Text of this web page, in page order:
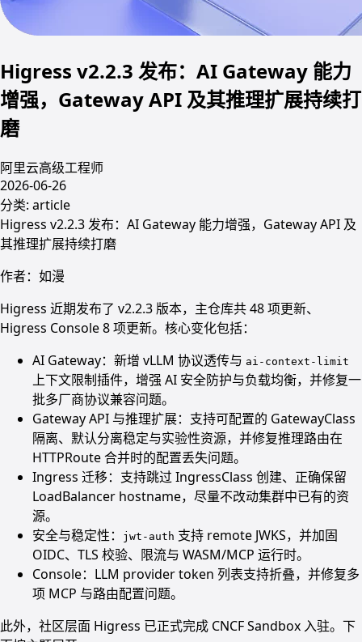
Higress v2.2.3 发布：AI Gateway 能力
增强，Gateway API 及其推理扩展持续打
磨
阿里云高级工程师
2026-06-26
分类: article
Higress v2.2.3 发布：AI Gateway 能力增强，Gateway API 及
其推理扩展持续打磨
作者：如漫
Higress 近期发布了 v2.2.3 版本，主仓库共 48 项更新、
Higress Console 8 项更新。核心变化包括：
AI Gateway：新增 vLLM 协议透传与 ai-context-limit
上下文限制插件，增强 AI 安全防护与负载均衡，并修复一
批多厂商协议兼容问题。
Gateway API 与推理扩展：支持可配置的 GatewayClass
隔离、默认分离稳定与实验性资源，并修复推理路由在
HTTPRoute 合并时的配置丢失问题。
Ingress 迁移：支持跳过 IngressClass 创建、正确保留
LoadBalancer hostname，尽量不改动集群中已有的资
源。
安全与稳定性：
jwt-auth 支持 remote JWKS，并加固
OIDC、TLS 校验、限流与 WASM/MCP 运行时。
Console：LLM provider token 列表支持折叠，并修复多
项 MCP 与路由配置问题。
此外，社区层面 Higress 已正式完成 CNCF Sandbox 入驻。下